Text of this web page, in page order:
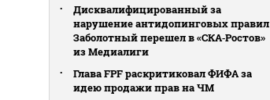
Дисквалифицированный за
нарушение антидопинговых правил
Заболотный перешел в «СКА‑Ростов»
из Медиалиги
Глава FPF раскритиковал ФИФА за
идею продажи прав на ЧМ